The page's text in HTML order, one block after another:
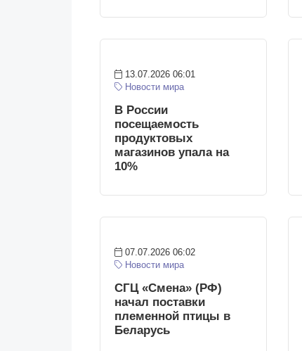
13.07.2026 06:01
Новости мира
В России
посещаемость
продуктовых
магазинов упала на
10%
07.07.2026 06:02
Новости мира
СГЦ «Смена» (РФ)
начал поставки
племенной птицы в
Беларусь